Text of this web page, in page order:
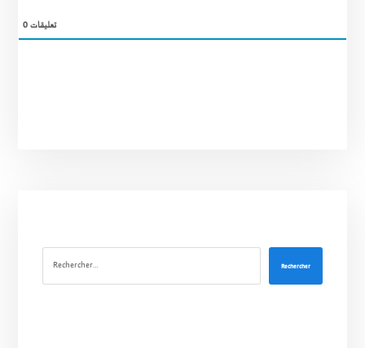
0تعليقات
Rechercher